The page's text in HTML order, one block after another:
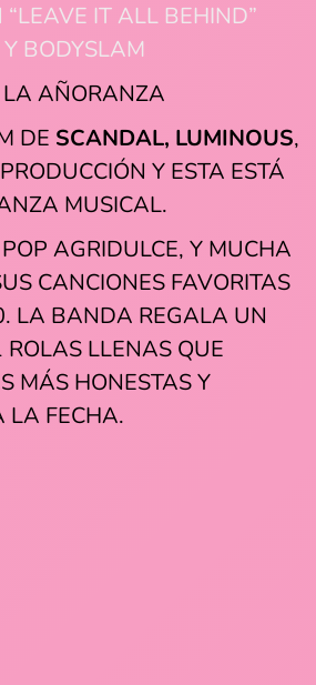
IT ALL BEHIND”
BODYSLAM
AÑORANZA
DE SCANDAL, LUMINOUS,
Y ESTA ESTÁ
MUSICAL.
AGRIDULCE, Y MUCHA
CANCIONES FAVORITAS
LA BANDA REGALA UN
ROLAS LLENAS QUE
MÁS HONESTAS Y
LA FECHA.